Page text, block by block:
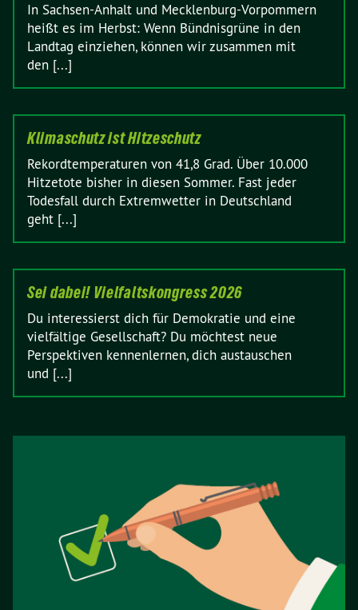
In Sachsen-Anhalt und Mecklenburg-Vorpommern
heißt es im Herbst: Wenn Bündnisgrüne in den
Landtag einziehen, können wir zusammen mit
den [...]
Klimaschutz ist Hitzeschutz
Rekordtemperaturen von 41,8 Grad. Über 10.000
Hitzetote bisher in diesen Sommer. Fast jeder
Todesfall durch Extremwetter in Deutschland
geht [...]
Sei dabei! Vielfaltskongress 2026
Du interessierst dich für Demokratie und eine
vielfältige Gesellschaft? Du möchtest neue
Perspektiven kennenlernen, dich austauschen
und [...]